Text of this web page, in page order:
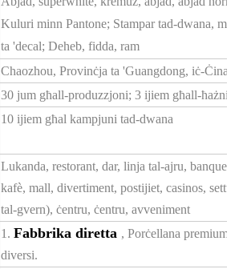
Kuluri minn Pantone; Stampar tad-dwana,
ta 'decal; Deheb, fidda, ram
Chaozhou, Provinċja ta 'Guangdong, iċ-Ċina
30 jum għall-produzzjoni; 3 ijiem għall-ħażniet
10 ijiem għal kampjuni tad-dwana
Lukanda, restorant, dar, linja tal-ajru, banquet,
kafè, mall, divertiment, postijiet, casinos, settur
tal-gvern), ċentru, ċentru, avveniment
1. Fabbrika diretta , Porċellana premium,
diversi.